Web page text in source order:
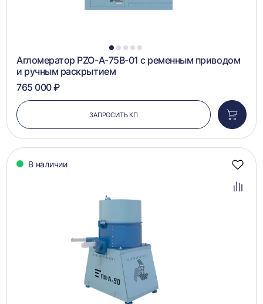
1 2 3 4 5
Агломератор PZO-A-75B-01 с ременным приводом
и ручным раскрытием
765 000 ₽
ЗАПРОСИТЬ КП
в
В наличии